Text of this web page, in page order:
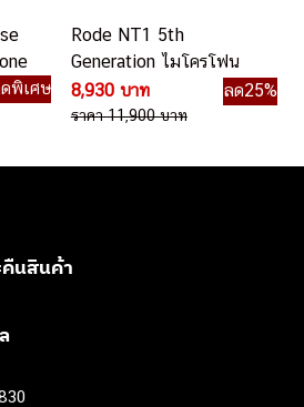
พิเศษ
Rode NT1 5th
Generation ไมโครโฟน
คอนเดนเซอร์ Condenser
Microphone
8,930 บาท ลด25%
ราคา 11,900 บาท
คืนสินค้า